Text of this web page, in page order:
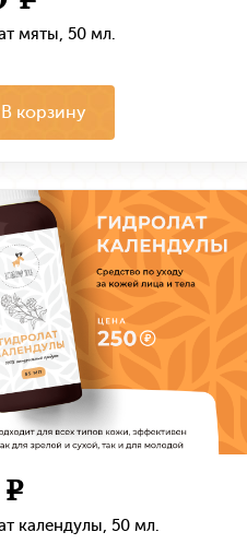
мяты, 50 мл.
В корзину
e
календулы, 50 мл.